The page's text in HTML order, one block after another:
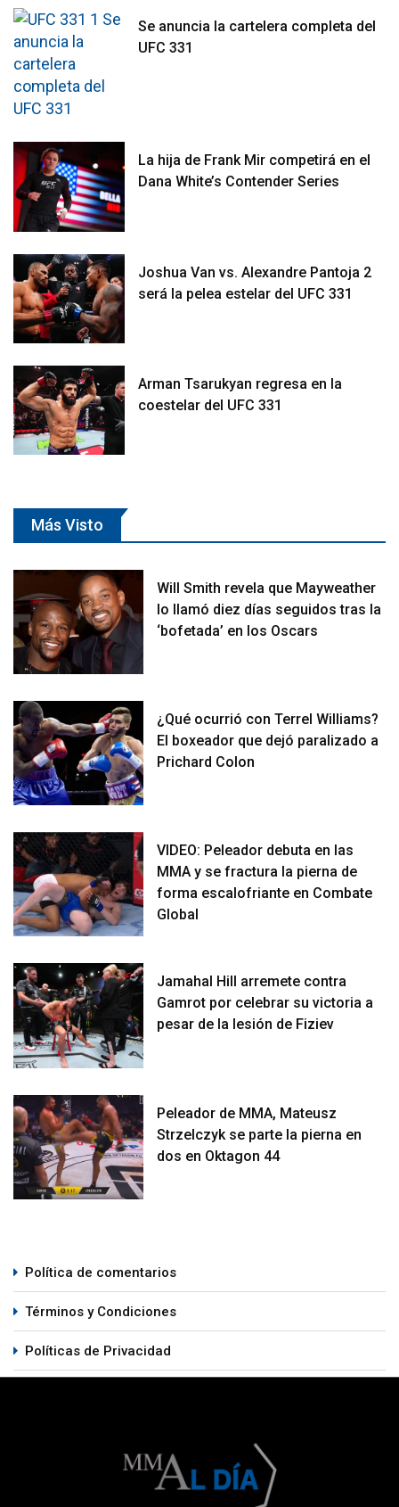
Se anuncia la cartelera completa del
UFC 331
La hija de Frank Mir competirá en el
Dana White’s Contender Series
Joshua Van vs. Alexandre Pantoja 2
será la pelea estelar del UFC 331
Arman Tsarukyan regresa en la
coestelar del UFC 331
Más Visto
Will Smith revela que Mayweather
lo llamó diez días seguidos tras la
‘bofetada’ en los Oscars
¿Qué ocurrió con Terrel Williams?
El boxeador que dejó paralizado a
Prichard Colon
VIDEO: Peleador debuta en las
MMA y se fractura la pierna de
forma escalofriante en Combate
Global
Jamahal Hill arremete contra
Gamrot por celebrar su victoria a
pesar de la lesión de Fiziev
Peleador de MMA, Mateusz
Strzelczyk se parte la pierna en
dos en Oktagon 44
Política de comentarios
Términos y Condiciones
Políticas de Privacidad